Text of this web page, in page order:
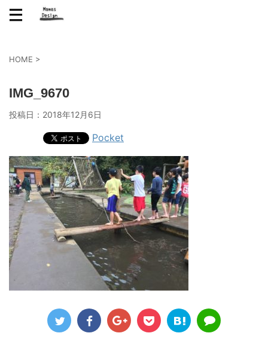
HOME >
IMG_9670
投稿日： 2018年12月6日
Pocket